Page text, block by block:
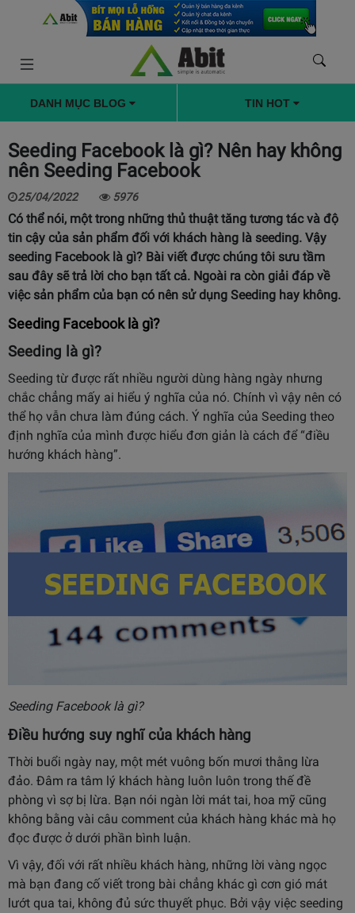
DANH MỤC BLOG TIN HOT
Seeding Facebook là gì? Nên hay không
nên Seeding Facebook
25/04/2022 5976
Có thể nói, một trong những thủ thuật tăng tương tác và độ
tin cậy của sản phẩm đối với khách hàng là seeding. Vậy
seeding Facebook là gì? Bài viết được chúng tôi sưu tầm
sau đây sẽ trả lời cho bạn tất cả. Ngoài ra còn giải đáp về
việc sản phẩm của bạn có nên sử dụng Seeding hay không.
Seeding Facebook là gì?
Seeding là gì?
Seeding từ được rất nhiều người dùng hàng ngày nhưng
chắc chẳng mấy ai hiểu ý nghĩa của nó. Chính vì vậy nên có
thể họ vẫn chưa làm đúng cách. Ý nghĩa của Seeding theo
định nghĩa của mình được hiểu đơn giản là cách để “điều
hướng khách hàng”.
Seeding Facebook là gì?
Điều hướng suy nghĩ của khách hàng
Thời buổi ngày nay, một mét vuông bốn mươi thằng lừa
đảo. Đâm ra tâm lý khách hàng luôn luôn trong thế đề
phòng vì sợ bị lừa. Bạn nói ngàn lời mát tai, hoa mỹ cũng
không bằng vài câu comment của khách hàng khác mà họ
đọc được ở dưới phần bình luận.
Vì vậy, đối với rất nhiều khách hàng, những lời vàng ngọc
mà bạn đang cố viết trong bài chẳng khác gì cơn gió mát
lướt qua tai, không đủ sức thuyết phục. Bởi vậy việc seeding